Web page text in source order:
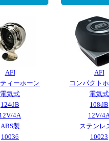
AFI
ィーホーン
電気式
124dB
12V/4A
ABS製
10036
AFI
コンパクト
電気式
108dB
12V/
ステンレ
10023